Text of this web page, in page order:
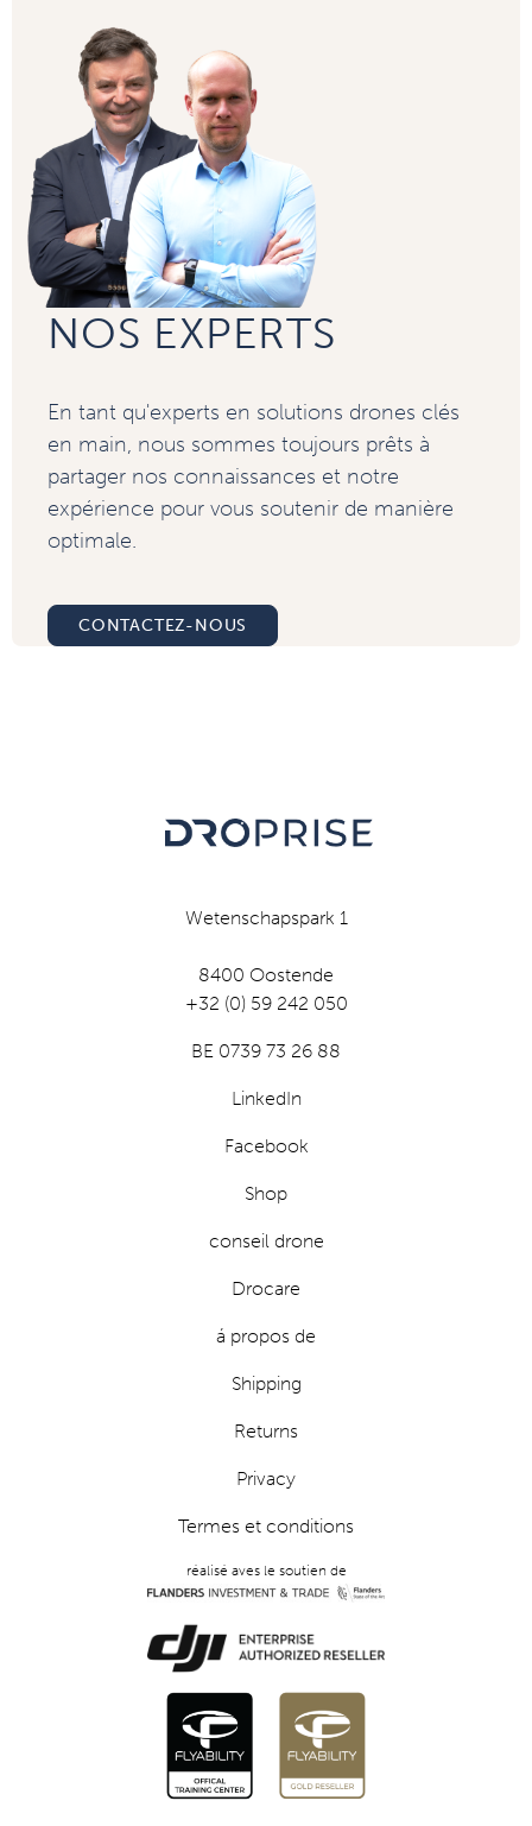
NOS EXPERTS
En tant qu'experts en solutions drones clés
en main, nous sommes toujours prêts à
partager nos connaissances et notre
expérience pour vous soutenir de manière
optimale.
CONTACTEZ-NOUS
Wetenschapspark 1
8400 Oostende
+32 (0) 59 242 050
BE 0739 73 26 88
LinkedIn
Facebook
Shop
conseil drone
Drocare
á propos de
Shipping
Returns
Privacy
Termes et conditions
réalisé aves le soutien de